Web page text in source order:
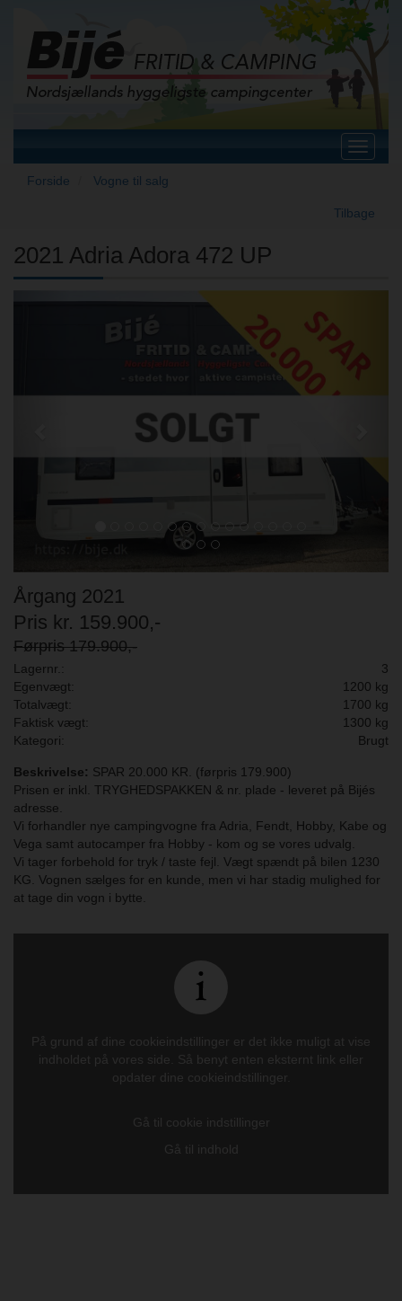
Toggle
Forside
Vogne til salg
Tilbage
2021 Adria Adora 472 UP
Previous
Årgang 2021
Pris kr. 159.900,-
Førpris 179.900,-
Lagernr.:
3
Egenvægt:
1200 kg
Totalvægt:
1700 kg
Faktisk vægt:
1300 kg
Kategori:
Brugt
Beskrivelse: SPAR 20.000 KR. (førpris 179.900)
Prisen er inkl. TRYGHEDSPAKKEN & nr. plade - leveret på Bijés
adresse.
Vi forhandler nye campingvogne fra Adria, Fendt, Hobby, Kabe og
Vega samt autocamper fra Hobby - kom og se vores udvalg.
Vi tager forbehold for tryk / taste fejl. Vægt spændt på bilen 1230
KG. Vognen sælges for en kunde, men vi har stadig mulighed for
at tage din vogn i bytte.
På grund af dine cookieindstillinger er det ikke muligt at vise
indholdet på vores side. Så benyt enten eksternt link eller
opdater dine cookieindstillinger.
Gå til cookie indstillinger
Gå til indhold